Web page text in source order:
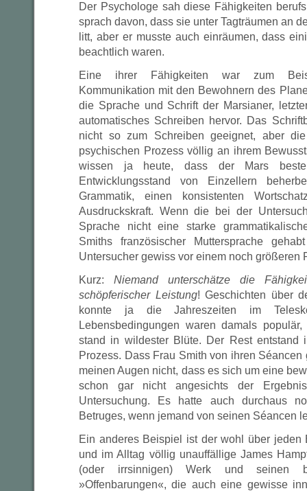
Der Psychologe sah diese Fähigkeiten
sprach davon, dass sie unter Tagträumen an
litt, aber er musste auch einräumen, dass
beachtlich waren.
Eine ihrer Fähigkeiten war zum
Kommunikation mit den Bewohnern des
die Sprache und Schrift der Marsianer,
automatisches Schreiben hervor. Das
nicht so zum Schreiben geeignet, aber
psychischen Prozess völlig an ihrem
wissen ja heute, dass der Mars
Entwicklungsstand von Einzellern
Grammatik, einen konsistenten
Ausdruckskraft. Wenn die bei der
Sprache nicht eine starke
Smiths französischer Muttersprache
Untersucher gewiss vor einem noch größeren
Kurz: Niemand unterschätze die
schöpferischer Leistung! Geschichten über
konnte ja die Jahreszeiten im
Lebensbedingungen waren damals
stand in wildester Blüte. Der Rest entstand
Prozess. Dass Frau Smith von ihren
meinen Augen nicht, dass es sich um eine
schon gar nicht angesichts der
Untersuchung. Es hatte auch durchaus
Betruges, wenn jemand von seinen Séancen
Ein anderes Beispiel ist der wohl über jeden
und im Alltag völlig unauffällige James
(oder irrsinnigen) Werk und seinen
»Offenbarungen«, die auch eine gewisse